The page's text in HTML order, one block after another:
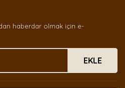
bilgiler bulunuyor.
olmalı.
haberdar olmak için e-
EKLE